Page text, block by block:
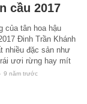
cầu 2017
của tân hoa hậu
Đinh Trần Khánh
nhiều đặc sản như
ươi rừng hay mít
9 năm trước